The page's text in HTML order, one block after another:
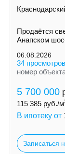
Продаётся
Анапском
06.08.2026
34
номер
5 700 000
115 385 руб./м
В ипотеку от
Записаться